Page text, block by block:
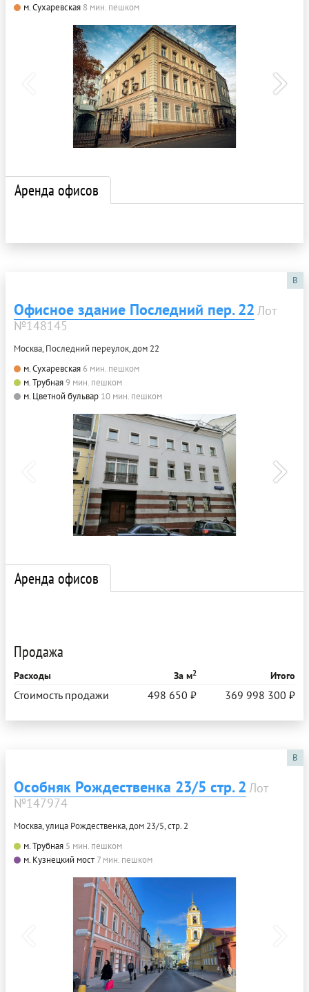
м. Сухаревская 8 мин. пешком
Аренда офисов
B
Офисное здание Последний пер. 22 Лот
№148145
Москва, Последний переулок, дом 22
м. Сухаревская 6 мин. пешком
м. Трубная9 мин. пешком
м. Цветной бульвар 10 мин. пешком
Аренда офисов
Продажа
Расходы За м2 Итого
Стоимость продажи 498 650 ₽ 369 998 300 ₽
B
Особняк Рождественка 23/5 стр. 2 Лот
№147974
Москва, улица Рождественка, дом 23/5, стр. 2
м. Трубная 5 мин. пешком
м. Кузнецкий мост 7 мин. пешком